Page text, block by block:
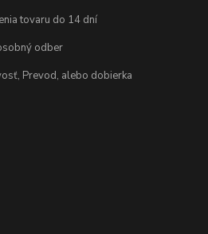
tovaru do 14 dní
odber
Prevod, alebo dobierka